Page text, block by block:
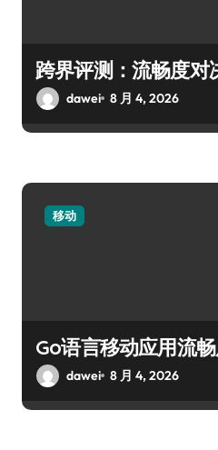
跨界评测：流畅度对
dawei 8 月 4, 2026
移动
Go语言移动应用流
dawei 8 月 4, 2026